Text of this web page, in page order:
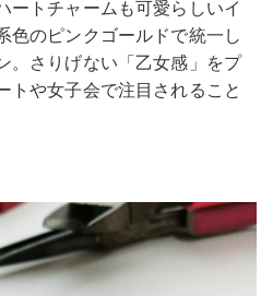
ートチャームも可愛らしいイ
色のピンクゴールドで統一し
。さりげない「乙女感」をプ
トや女子会で注目されること